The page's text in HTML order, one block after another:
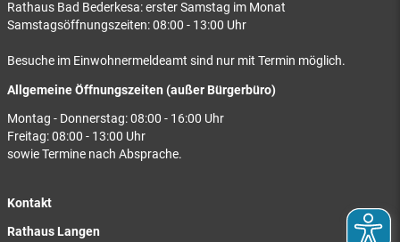
Rathaus Bad Bederkesa: erster Samstag im Monat
Samstagsöffnungszeiten: 08:00 - 13:00 Uhr
Besuche im Einwohnermeldeamt sind nur mit Termin möglich.
Allgemeine Öffnungszeiten (außer Bürgerbüro)
Montag - Donnerstag: 08:00 - 16:00 Uhr
Freitag: 08:00 - 13:00 Uhr
sowie Termine nach Absprache.
Kontakt
Rathaus Langen